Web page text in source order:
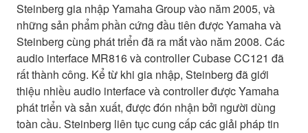
Steinberg gia nhập Yamaha Group vào năm 2005, và
những sản phẩm phần cứng đầu tiên được Yamaha và
Steinberg cùng phát triển đã ra mắt vào năm 2008. Các
audio interface MR816 và controller Cubase CC121 đã
rất thành công. Kể từ khi gia nhập, Steinberg đã giới
thiệu nhiều audio interface và controller được Yamaha
phát triển và sản xuất, được đón nhận bởi người dùng
toàn cầu. Steinberg liên tục cung cấp các giải pháp tin